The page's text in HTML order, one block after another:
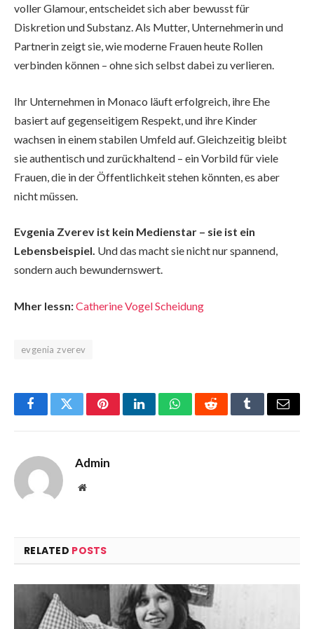
voller Glamour, entscheidet sich aber bewusst für
Diskretion und Substanz. Als Mutter, Unternehmerin und
Partnerin zeigt sie, wie moderne Frauen heute Rollen
verbinden können – ohne sich selbst dabei zu verlieren.
Ihr Unternehmen in Monaco läuft erfolgreich, ihre Ehe
basiert auf gegenseitigem Respekt, und ihre Kinder
wachsen in einem stabilen Umfeld auf. Gleichzeitig bleibt
sie authentisch und zurückhaltend – ein Vorbild für viele
Frauen, die in der Öffentlichkeit stehen könnten, es aber
nicht müssen.
Evgenia Zverev ist kein Medienstar – sie ist ein
Lebensbeispiel. Und das macht sie nicht nur spannend,
sondern auch bewundernswert.
Mher lessn:Catherine Vogel Scheidung
evgenia zverev
FacebookTwitterPinterestLinkedInWhatsAppRedditTumblrEmail
Admin
Website
RELATED POSTS